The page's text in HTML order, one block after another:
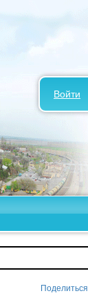
Войти
Поделиться